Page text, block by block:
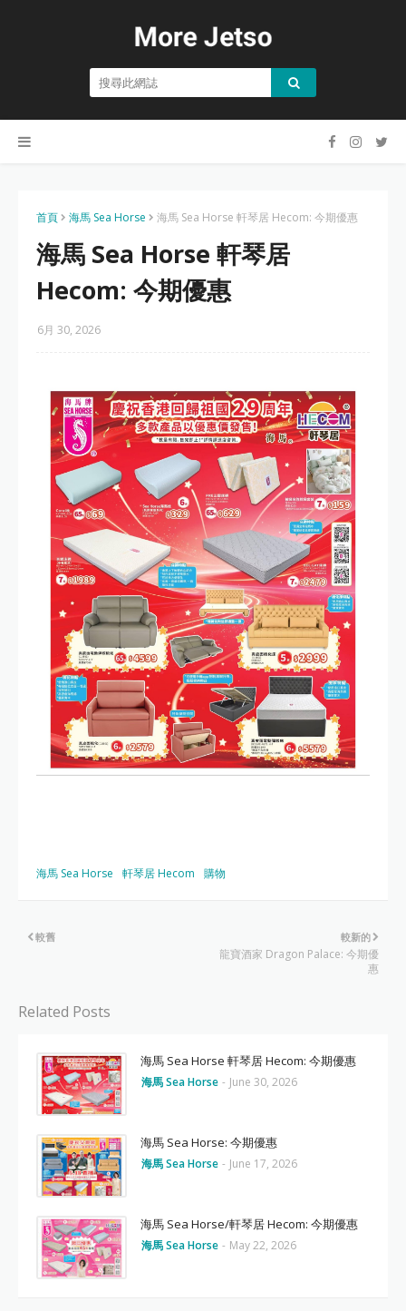
首頁 海馬 Sea Horse 海馬 Sea Horse 軒琴居 Hecom: 今期優惠
海馬 Sea Horse 軒琴居
Hecom: 今期優惠
6月 30, 2026
海馬 Sea Horse 軒琴居 Hecom 購物
較新的
龍寶酒家 Dragon Palace: 今期優
惠
較舊
Related Posts
海馬 Sea Horse 軒琴居 Hecom: 今期優惠
海馬 Sea Horse - June 30, 2026
海馬 Sea Horse: 今期優惠
海馬 Sea Horse - June 17, 2026
海馬 Sea Horse/軒琴居 Hecom: 今期優惠
海馬 Sea Horse - May 22, 2026